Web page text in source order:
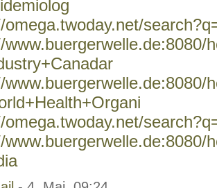
omega.twoday.net/
www.buergerwelle.de:8080/
www.buergerwelle.de:8080/
omega.twoday.net/
www.buergerwelle.de:8080/